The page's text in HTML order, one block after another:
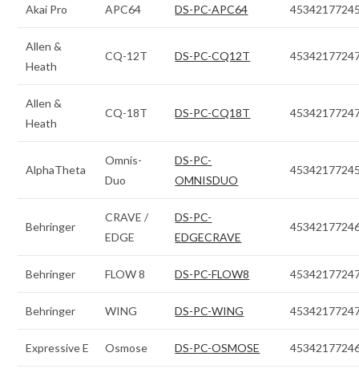
Akai Pro APC64 DS-PC-APC64
Allen &
Heath
CQ-12T DS-PC-CQ12T
Allen &
Heath
CQ-18T DS-PC-CQ18T
AlphaTheta
Omnis-
Duo
DS-PC-
OMNISDUO
Behringer
CRAVE /
EDGE
DS-PC-
EDGECRAVE
Behringer FLOW 8 DS-PC-FLOW8
Behringer WING DS-PC-WING
Expressive E Osmose DS-PC-OSMOSE